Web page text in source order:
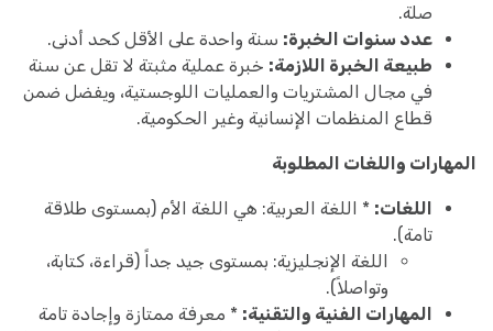
صلة.
عدد سنوات الخبرة: سنة واحدة على الأقل كحد أدنى.
طبيعة الخبرة اللازمة: خبرة عملية مثبتة لا تقل عن سنة
في مجال المشتريات والعمليات اللوجستية، ويفضل ضمن
قطاع المنظمات الإنسانية وغير الحكومية.
المهارات واللغات المطلوبة
اللغات: * اللغة العربية: هي اللغة الأم (بمستوى طلاقة
تامة).
اللغة الإنجليزية: بمستوى جيد جداً (قراءة، كتابة،
وتواصلاً).
المهارات الفنية والتقنية: * معرفة ممتازة وإجادة تامة